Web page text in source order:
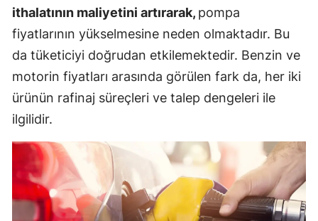
ithalatının maliyetini artırarak, pompa
fiyatlarının yükselmesine neden olmaktadır. Bu
da tüketiciyi doğrudan etkilemektedir. Benzin ve
motorin fiyatları arasında görülen fark da, her iki
ürünün rafinaj süreçleri ve talep dengeleri ile
ilgilidir.